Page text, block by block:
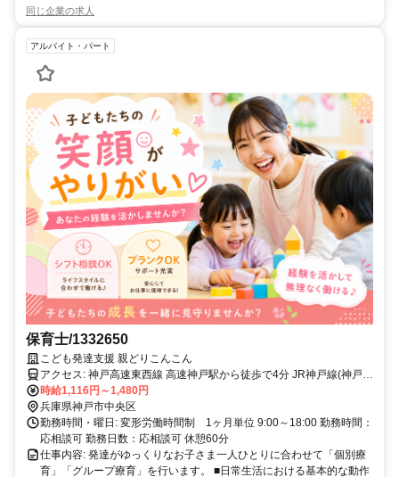
同じ企業の求人
アルバイト・パート
保育士/1332650
こども発達支援 親どりこんこん
アクセス: 神戸高速東西線 高速神戸駅から徒歩で4分 JR神戸線(神戸〜
姫路) 神戸駅から徒歩で6分 JR神戸線(大阪〜神戸) 神戸駅から徒歩で6
分
時給1,116円～1,480円
兵庫県神戸市中央区
勤務時間・曜日: 変形労働時間制 1ヶ月単位 9:00～18:00 勤務時間：
応相談可 勤務日数：応相談可 休憩60分
仕事内容: 発達がゆっくりなお子さま一人ひとりに合わせて「個別療
育」「グループ療育」を行います。 ■日常生活における基本的な動作